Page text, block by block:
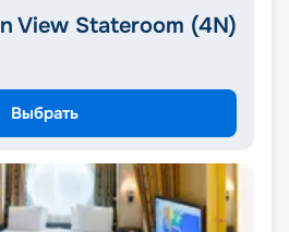
View Stateroom (4N)
Выбрать